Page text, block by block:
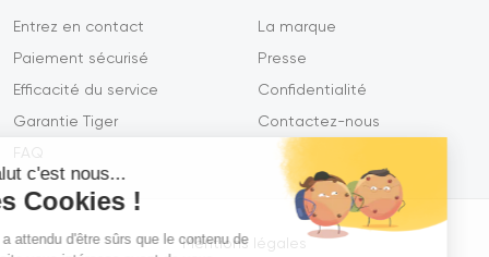
Salut c'est nous...
les Cookies !
On a attendu d'être sûrs que le contenu de
Entrez en contact
Paiement sécurisé
Efficacité du service
Garantie Tiger
FAQ
La marque
Presse
Confidentialité
Contactez-nous
Mentions légales